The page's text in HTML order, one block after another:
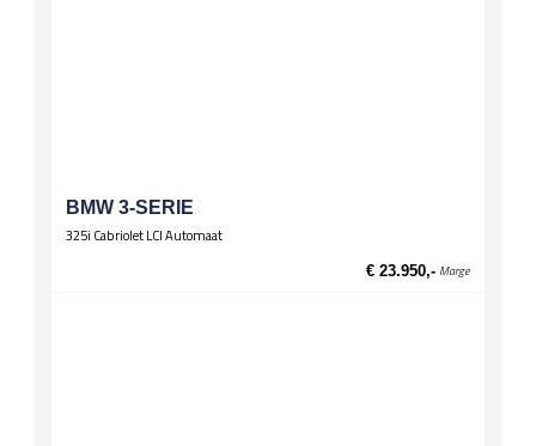
BMW 3-SERIE
325i Cabriolet LCI Automaat
€ 23.950,- Marge